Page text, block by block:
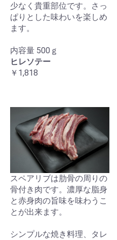
少なく貴重部位です。さっ
ぱりとした味わいを楽しめ
ます。
内容量 500ｇ
ヒレソテー
￥1,818
スペアリブは肋骨の周りの
骨付き肉です。濃厚な脂身
と赤身肉の旨味を味わうこ
とが出来ます。
シンプルな焼き料理、タレ